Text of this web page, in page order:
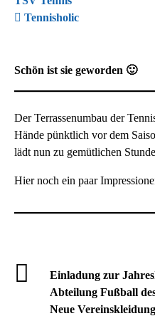
Tennisholic
Schön ist sie geworden 🙂
Der Terrassenumbau der
Hände pünktlich vor dem
lädt nun zu gemütlichen
Hier noch ein paar
Einladung zur
Abteilung Fußball
Neue